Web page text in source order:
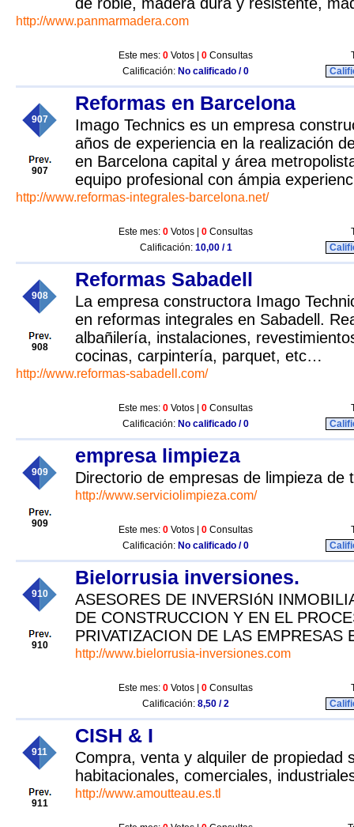
http://www.panmarmadera.com
Este mes: 0 Votos | 0 Consultas
Calificación: No calificado / 0
907
907
Reformas en Barcelona
Imago Technics es un empresa
años de experiencia en la realización
en Barcelona capital y área
equipo profesional con ámpia
http://www.reformas-integrales-barcelona.net/
Este mes: 0 Votos | 0 Consultas
Calificación: 10,00 / 1
908
908
Reformas Sabadell
La empresa constructora Imago
en reformas integrales en Sabadell.
albañilería, instalaciones,
cocinas, carpintería, parquet, etc…
http://www.reformas-sabadell.com/
Este mes: 0 Votos | 0 Consultas
Calificación: No calificado / 0
909
909
empresa limpieza
Directorio de empresas de limpieza de
http://www.serviciolimpieza.com/
Este mes: 0 Votos | 0 Consultas
Calificación: No calificado / 0
910
910
Bielorrusia inversiones.
ASESORES DE INVERSIóN
DE CONSTRUCCION Y EN EL
PRIVATIZACION DE LAS EMPRESAS
http://www.bielorrusia-inversiones.com
Este mes: 0 Votos | 0 Consultas
Calificación: 8,50 / 2
911
911
CISH & I
Compra, venta y alquiler de propiedad
habitacionales, comerciales,
http://www.amoutteau.es.tl